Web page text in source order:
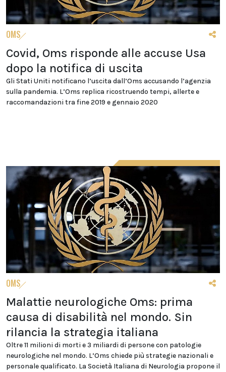
OMS
Covid, Oms risponde alle accuse Usa
dopo la notifica di uscita
Gli Stati Uniti notificano l’uscita dall’Oms accusando l’agenzia
sulla pandemia. L’Oms replica ricostruendo tempi, allerte e
raccomandazioni tra fine 2019 e gennaio 2020
OMS
Malattie neurologiche Oms: prima
causa di disabilità nel mondo. Sin
rilancia la strategia italiana
Oltre 11 milioni di morti e 3 miliardi di persone con patologie
neurologiche nel mondo. L’Oms chiede più strategie nazionali e
personale qualificato. La Società Italiana di Neurologia propone il